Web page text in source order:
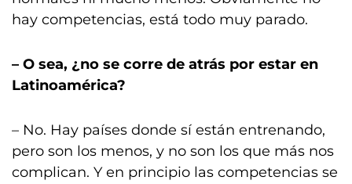
hay competencias, está todo muy parado.
– O sea, ¿no se corre de atrás por estar en
Latinoamérica?
– No. Hay países donde sí están entrenando,
pero son los menos, y no son los que más nos
complican. Y en principio las competencias se